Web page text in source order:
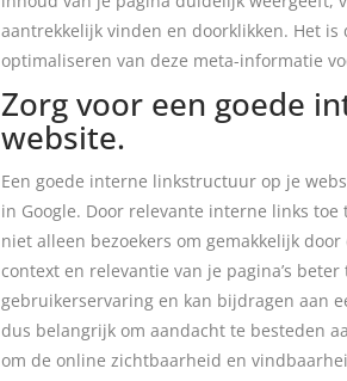
aantrekkelijk vinden en doorklikken. Het
optimaliseren van deze meta-informatie
Zorg voor een goede
website.
Een goede interne linkstructuur op je
in Google. Door relevante interne links
niet alleen bezoekers om gemakkelijk
context en relevantie van je pagina’s
gebruikerservaring en kan bijdragen aan
dus belangrijk om aandacht te besteden
om de online zichtbaarheid en